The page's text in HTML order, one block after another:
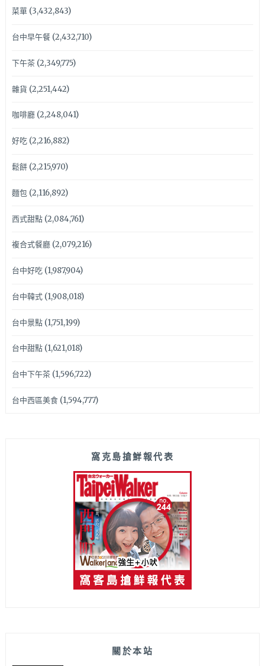
菜單(3,432,843)
台中早午餐(2,432,710)
下午茶(2,349,775)
雜貨 (2,251,442)
咖啡廳(2,248,041)
好吃(2,216,882)
鬆餅(2,215,970)
麵包(2,116,892)
西式甜點(2,084,761)
複合式餐廳(2,079,216)
台中好吃(1,987,904)
台中韓式(1,908,018)
台中景點(1,751,199)
台中甜點(1,621,018)
台中下午茶(1,596,722)
台中西區美食(1,594,777)
窩克島搶鮮報代表
關於本站